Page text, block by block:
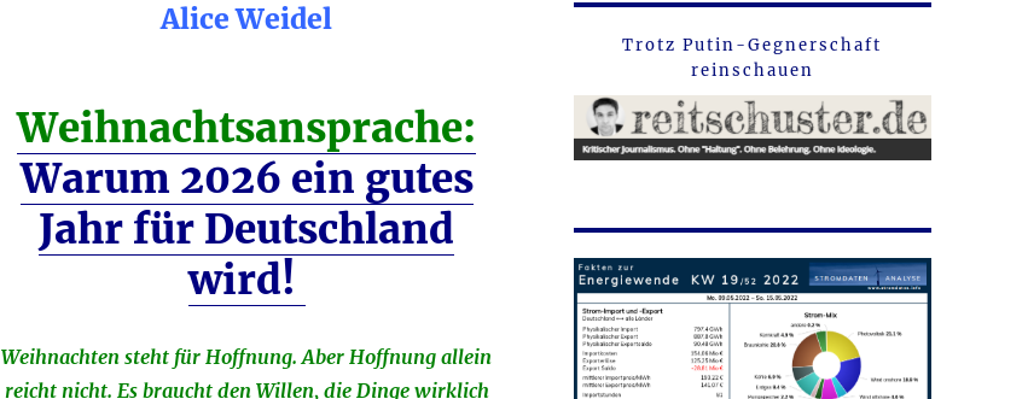
Alice Weidel
Weihnachtsansprache:
Warum 2026 ein gutes
Jahr für Deutschland
wird!
Weihnachten steht für Hoffnung. Aber Hoffnung allein
reicht nicht. Es braucht den Willen, die Dinge wirklich
Trotz Putin-Gegnerschaft
reinschauen